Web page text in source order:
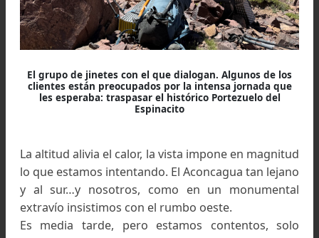
Llegando al Refugio Soler, atrás los contrafuertes del
Cerro La Ramada
El valle pierde su carácter fluvial y la marcha